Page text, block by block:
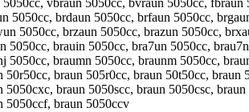
vbraun 5050cc, bvraun 5050cc,
5050cc, brdaun 5050cc, brfaun 5050cc,
5050cc, brzaun 5050cc, brazun 5050cc,
5050cc, brauin 5050cc, bra7un 5050cc,
5050cc, braumn 5050cc, braunm 5050cc,
50r50cc, braun 505r0cc, braun 50t50cc,
5050cxc, braun 5050scc, braun 5050csc,
5050ccf, braun 5050ccv